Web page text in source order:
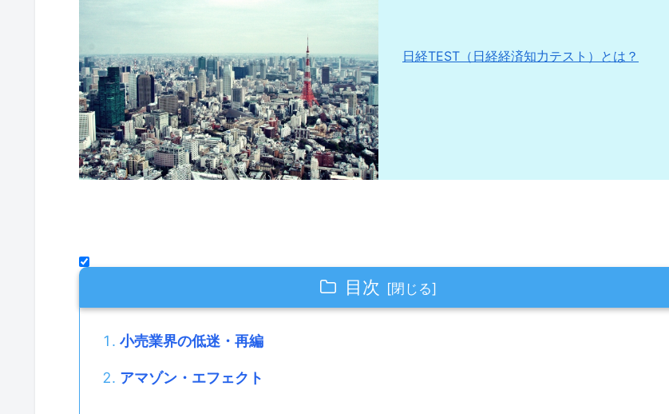
日経TEST（日経経済知力テスト）とは？
目次
小売業界の低迷・再編
アマゾン・エフェクト